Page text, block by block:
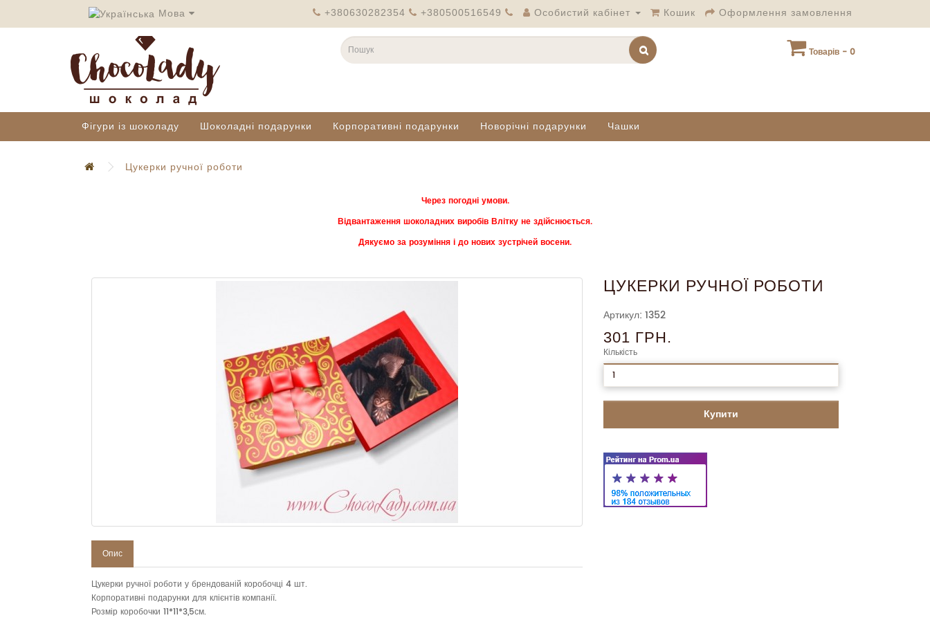
Мова +380630282354 +380500516549 Особистий кабінет Кошик Оформлення замовлення
Товарів - 0
Фігури із шоколаду Шоколадні подарунки Корпоративні подарунки Новорічні подарунки Чашки
Цукерки ручної роботи
Через погодні умови.
Відвантаження шоколадних виробів Влітку не здійснюється.
Дякуємо за розуміння і до нових зустрічей восени.
Опис
Цукерки ручної роботи у брендованій коробочці 4 шт.
Корпоративні подарунки для клієнтів компанії.
Розмір коробочки 11*11*3,5см.
ЦУКЕРКИ РУЧНОЇ РОБОТИ
Артикул: 1352
301 ГРН.
Кількість
Купити